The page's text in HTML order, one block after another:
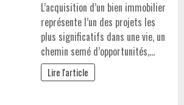
L’acquisition d’un bien immobilier
représente l’un des projets les
plus significatifs dans une vie, un
chemin semé d’opportunités,…
Lire l'article